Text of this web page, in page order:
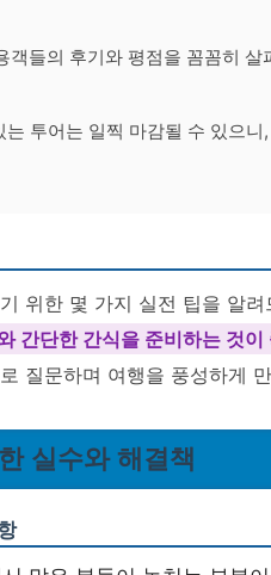
객들의 후기와 평점을 꼼꼼히
는 투어는 일찍 마감될 수 있으
위한 몇 가지 실전 팁을 알려
간단한 간식을 준비하는 것이
질문하며 여행을 풍성하게
실수와 해결책